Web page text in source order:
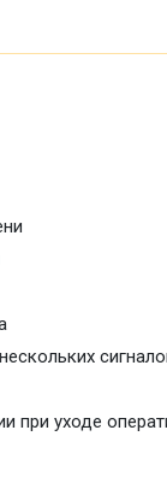
при уходе